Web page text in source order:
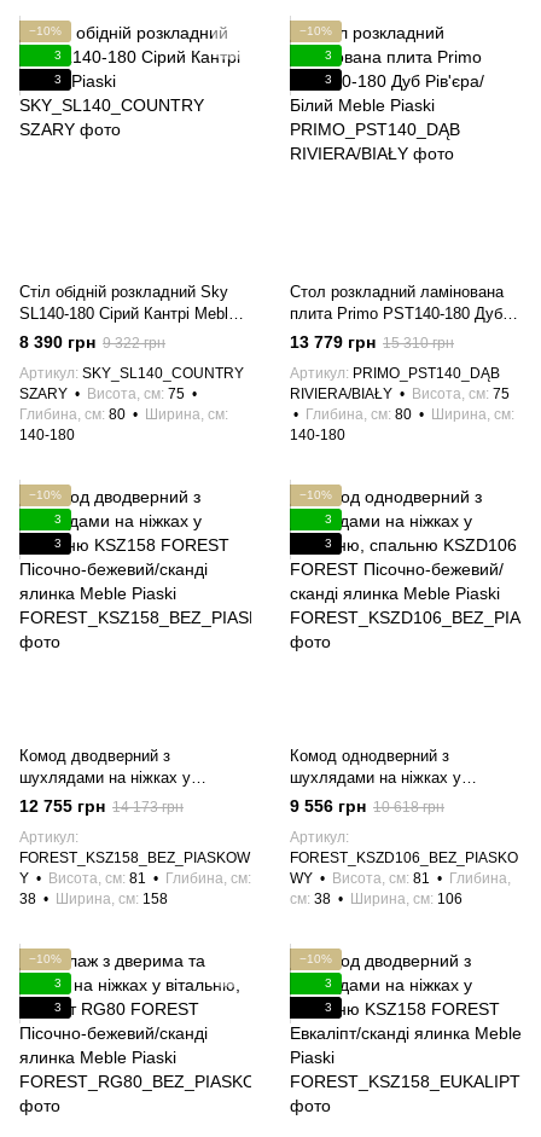
−10%
3
3
Стіл обідній розкладний Sky
SL140-180 Сірий Кантрі Meble
Piaski
8 390 грн 9 322 грн
Артикул SKY_SL140_COUNTRY
SZARY
Висота, см 75
Глибина, см 80
Ширина, см
140-180
−10%
3
3
Стол розкладний ламінована
плита Primo PST140-180 Дуб
Рів'єра/Білий Meble Piaski
13 779 грн 15 310 грн
Артикул
PRIMO_PST140_DĄB
RIVIERA/BIAŁY
Висота, см 75
Глибина, см 80
Ширина, см
140-180
−10%
3
3
Комод дводверний з
шухлядами на ніжках у
вітальню KSZ158 FOREST
Пісочно-бежевий/сканді ялинка
Meble Piaski
12 755 грн 14 173 грн
Артикул
FOREST_KSZ158_BEZ_PIASKOW
Y
Висота, см 81
Глибина, см
38
Ширина, см 158
−10%
3
3
Комод однодверний з
шухлядами на ніжках у
вітальню, спальню KSZD106
FOREST Пісочно-бежевий/
сканді ялинка Meble Piaski
9 556 грн 10 618 грн
Артикул
FOREST_KSZD106_BEZ_PIASKO
WY
Висота, см 81
Глибина,
см 38 Ширина, см 106
−10%
3
3
−10%
3
3